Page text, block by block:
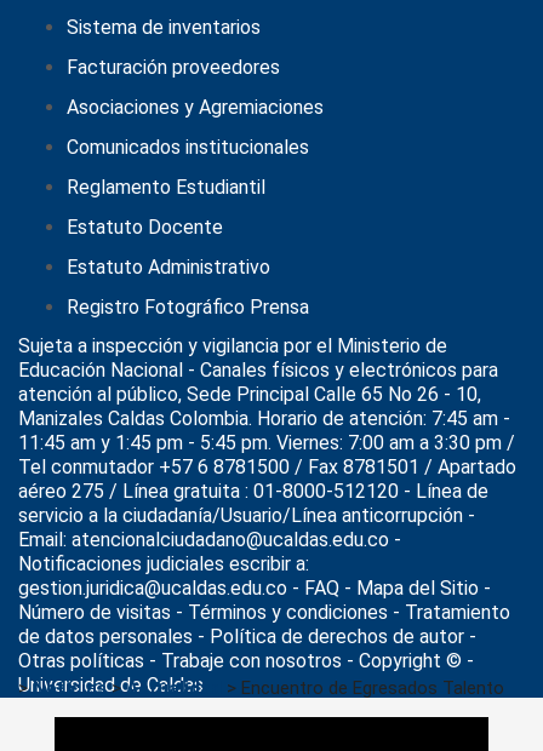
>Noticias>Actualidad > Encuentro de Egresados Talento
Tech – Caldas: Más que un reencuentro, una comunidad que
Sistema de inventarios
Facturación proveedores
Asociaciones y Agremiaciones
Comunicados institucionales
Reglamento Estudiantil
Estatuto Docente
Estatuto Administrativo
Registro Fotográfico Prensa
Sujeta a inspección y vigilancia por el Ministerio de
Educación Nacional - Canales físicos y electrónicos para
atención al público, Sede Principal Calle 65 No 26 - 10,
Manizales Caldas Colombia. Horario de atención: 7:45 am -
11:45 am y 1:45 pm - 5:45 pm. Viernes: 7:00 am a 3:30 pm /
Tel conmutador +57 6 8781500 / Fax 8781501 / Apartado
aéreo 275 / Línea gratuita : 01-8000-512120 - Línea de
servicio a la ciudadanía/Usuario/Línea anticorrupción -
Email: atencionalciudadano@ucaldas.edu.co -
Notificaciones judiciales escribir a:
gestion.juridica@ucaldas.edu.co - FAQ - Mapa del Sitio -
Número de visitas - Términos y condiciones - Tratamiento
de datos personales - Política de derechos de autor -
Otras políticas - Trabaje con nosotros - Copyright © -
Universidad de Caldas